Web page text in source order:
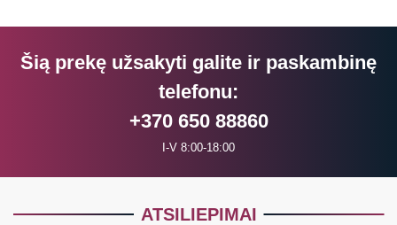
Šią prekę užsakyti galite ir paskambinę
telefonu:
+370 650 88860
I-V 8:00-18:00
ATSILIEPIMAI